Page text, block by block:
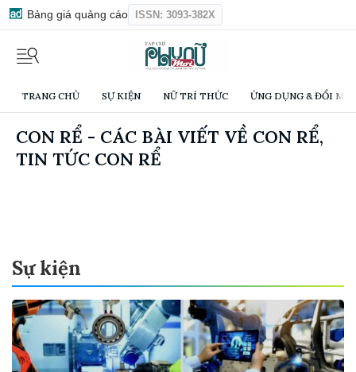
Bảng giá quảng cáo ISSN: 3093-382X
TRANG CHỦ SỰ KIỆN NỮ TRÍ THỨC ỨNG DỤNG & ĐỔI
CON RỂ - CÁC BÀI VIẾT VỀ CON RỂ,
TIN TỨC CON RỂ
Sự kiện